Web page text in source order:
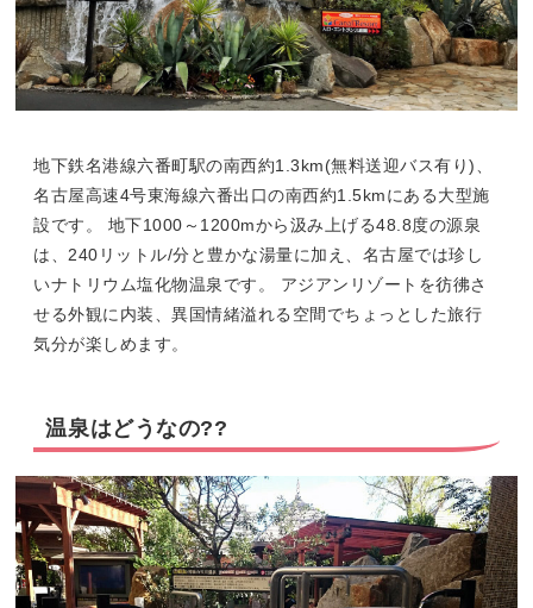
地下鉄名港線六番町駅の南西約1.3km(無料送迎バス有り)、
名古屋高速4号東海線六番出口の南西約1.5kmにある大型施
設です。 地下1000～1200mから汲み上げる48.8度の源泉
は、240リットル/分と豊かな湯量に加え、名古屋では珍し
いナトリウム塩化物温泉です。 アジアンリゾートを彷彿さ
せる外観に内装、異国情緒溢れる空間でちょっとした旅行
気分が楽しめます。
温泉はどうなの??